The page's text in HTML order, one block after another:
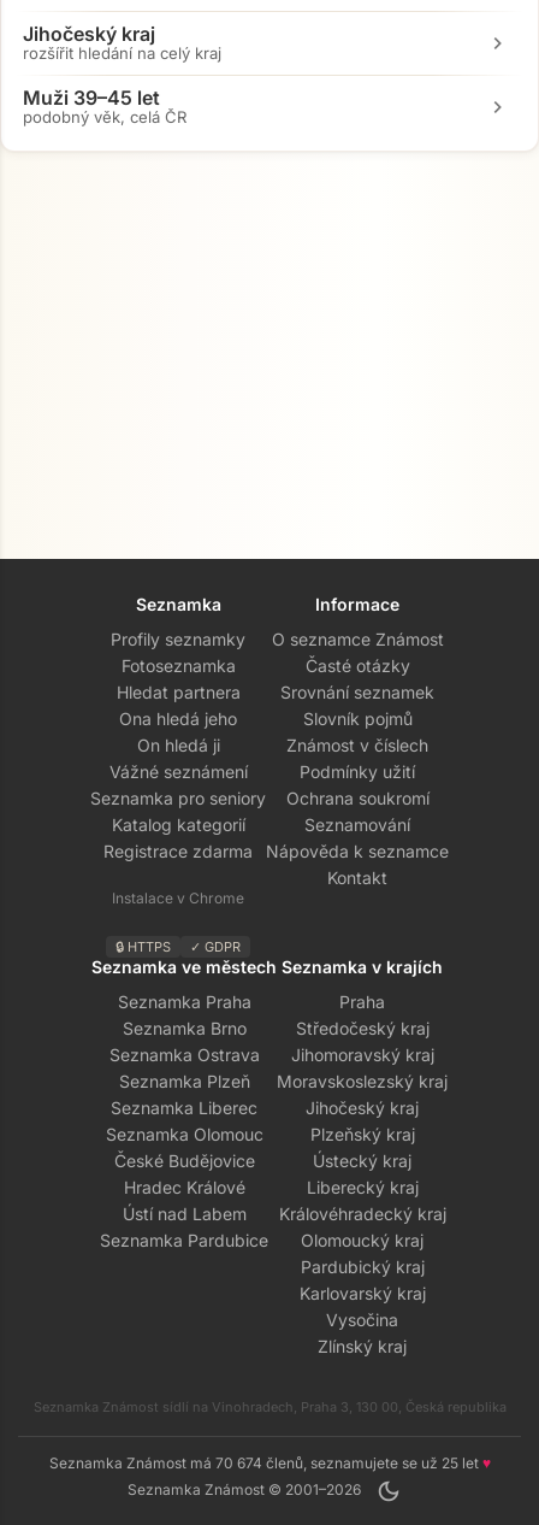
Jihočeský kraj
rozšířit hledání na celý kraj chevron_right
Muži 39–45 let
podobný věk, celá ČR chevron_right
Seznamka
Profily seznamky
Fotoseznamka
Hledat partnera
Ona hledá jeho
On hledá ji
Vážné seznámení
Seznamka pro seniory
Katalog kategorií
Registrace zdarma
Instalace v Chrome
🔒 HTTPS ✓ GDPR
Informace
O seznamce Známost
Časté otázky
Srovnání seznamek
Slovník pojmů
Známost v číslech
Podmínky užití
Ochrana soukromí
Seznamování
Nápověda k seznamce
Kontakt
Seznamka ve městech
Seznamka Praha
Seznamka Brno
Seznamka Ostrava
Seznamka Plzeň
Seznamka Liberec
Seznamka Olomouc
České Budějovice
Hradec Králové
Ústí nad Labem
Seznamka Pardubice
Seznamka v krajích
Praha
Středočeský kraj
Jihomoravský kraj
Moravskoslezský kraj
Jihočeský kraj
Plzeňský kraj
Ústecký kraj
Liberecký kraj
Královéhradecký kraj
Olomoucký kraj
Pardubický kraj
Karlovarský kraj
Vysočina
Zlínský kraj
Seznamka Známost sídlí na Vinohradech, Praha 3, 130 00, Česká republika
Seznamka Známost má 70 674 členů, seznamujete se už 25 let ♥
Seznamka Známost © 2001–2026
dark_mode